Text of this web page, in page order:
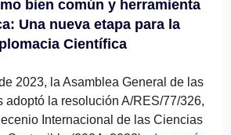
bien común y herramienta
Una nueva etapa para la
Científica
2023, la Asamblea General de las
adoptó la resolución A/RES/77/326,
Internacional de las Ciencias